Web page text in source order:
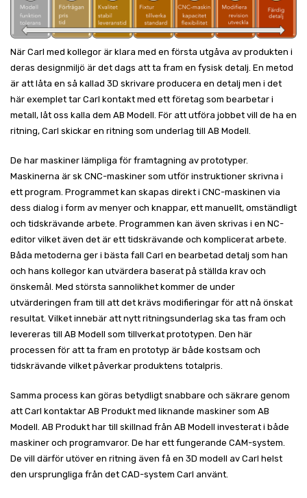
När Carl med kollegor är klara med en första utgåva av produkten i
deras designmiljö är det dags att ta fram en fysisk detalj. En metod
är att låta en så kallad 3D skrivare producera en detalj men i det
här exemplet tar Carl kontakt med ett företag som bearbetar i
metall, låt oss kalla dem AB Modell. För att utföra jobbet vill de ha en
ritning, Carl skickar en ritning som underlag till AB Modell.
De har maskiner lämpliga för framtagning av prototyper.
Maskinerna är sk CNC-maskiner som utför instruktioner skrivna i
ett program. Programmet kan skapas direkt i CNC-maskinen via
dess dialog i form av menyer och knappar, ett manuellt, omständligt
och tidskrävande arbete. Programmen kan även skrivas i en NC-
editor vilket även det är ett tidskrävande och komplicerat arbete.
Båda metoderna ger i bästa fall Carl en bearbetad detalj som han
och hans kollegor kan utvärdera baserat på ställda krav och
önskemål. Med största sannolikhet kommer de under
utvärderingen fram till att det krävs modifieringar för att nå önskat
resultat. Vilket innebär att nytt ritningsunderlag ska tas fram och
levereras till AB Modell som tillverkat prototypen. Den här
processen för att ta fram en prototyp är både kostsam och
tidskrävande vilket påverkar produktens totalpris.
Samma process kan göras betydligt snabbare och säkrare genom
att Carl kontaktar AB Produkt med liknande maskiner som AB
Modell. AB Produkt har till skillnad från AB Modell investerat i både
maskiner och programvaror. De har ett fungerande CAM-system.
De vill därför utöver en ritning även få en 3D modell av Carl helst
den ursprungliga från det CAD-system Carl använt.